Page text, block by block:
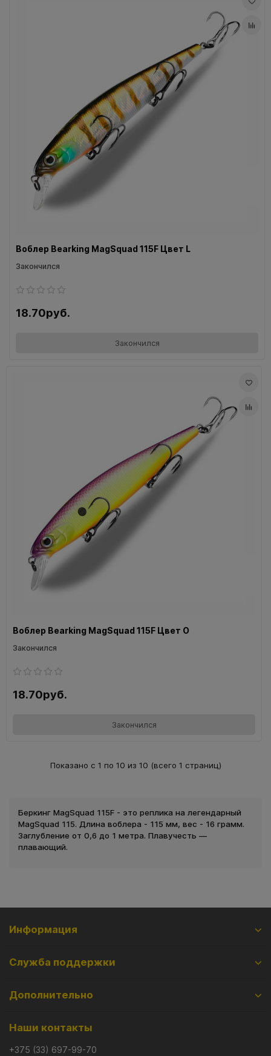
Воблер Bearking MagSquad 115F Цвет L
Закончился
18.70руб.
Закончился
Воблер Bearking MagSquad 115F Цвет O
Закончился
18.70руб.
Закончился
Показано с 1 по 10 из 10 (всего 1 страниц)
Беркинг MagSquad 115F - это реплика на легендарный
MagSquad 115. Длина воблера - 115 мм, вес - 16 грамм.
Заглубление от 0,6 до 1 метра. Плавучесть —
плавающий.
Информация
Служба поддержки
Дополнительно
Наши контакты
+375 (33) 697-99-70